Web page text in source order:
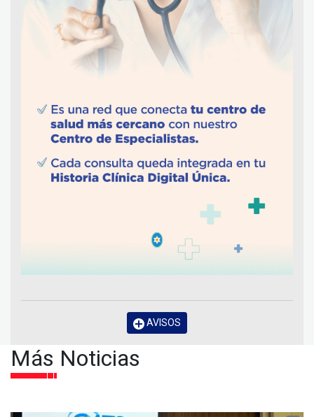
AVISOS
Más Noticias